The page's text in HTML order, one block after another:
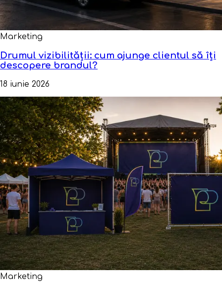
Marketing
Drumul vizibilității: cum ajunge clientul să îți
descopere brandul?
18 iunie 2026
Marketing